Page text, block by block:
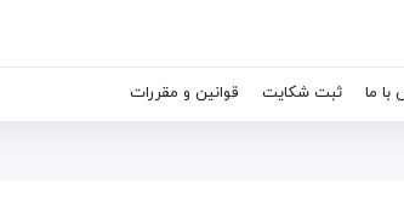
با ما ثبت شکایت قوانین و مقررات